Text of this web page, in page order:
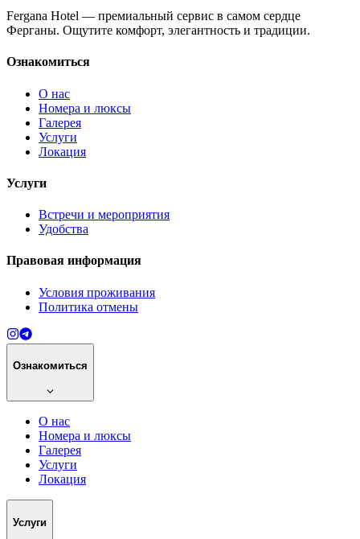
Fergana Hotel — премиальный сервис в самом сердце
Ферганы. Ощутите комфорт, элегантность и традиции.
Ознакомиться
О нас
Номера и люксы
Галерея
Услуги
Локация
Услуги
Встречи и мероприятия
Удобства
Правовая информация
Условия проживания
Политика отмены
Ознакомиться
О нас
Номера и люксы
Галерея
Услуги
Локация
Услуги